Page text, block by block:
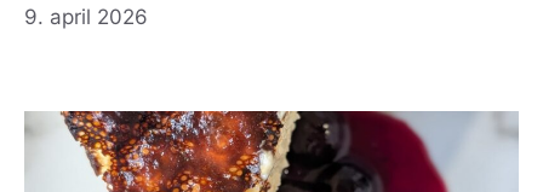
9. april 2026